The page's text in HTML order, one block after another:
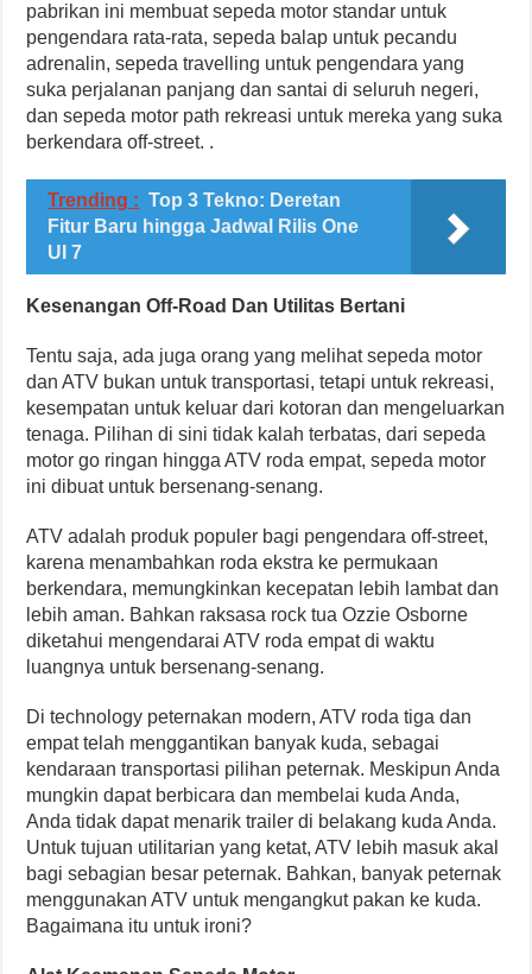
pabrikan ini membuat sepeda motor standar untuk
pengendara rata-rata, sepeda balap untuk pecandu
adrenalin, sepeda travelling untuk pengendara yang
suka perjalanan panjang dan santai di seluruh negeri,
dan sepeda motor path rekreasi untuk mereka yang suka
berkendara off-street. .
Trending : Top 3 Tekno: Deretan
Fitur Baru hingga Jadwal Rilis One
UI 7
Kesenangan Off-Road Dan Utilitas Bertani
Tentu saja, ada juga orang yang melihat sepeda motor
dan ATV bukan untuk transportasi, tetapi untuk rekreasi,
kesempatan untuk keluar dari kotoran dan mengeluarkan
tenaga. Pilihan di sini tidak kalah terbatas, dari sepeda
motor go ringan hingga ATV roda empat, sepeda motor
ini dibuat untuk bersenang-senang.
ATV adalah produk populer bagi pengendara off-street,
karena menambahkan roda ekstra ke permukaan
berkendara, memungkinkan kecepatan lebih lambat dan
lebih aman. Bahkan raksasa rock tua Ozzie Osborne
diketahui mengendarai ATV roda empat di waktu
luangnya untuk bersenang-senang.
Di technology peternakan modern, ATV roda tiga dan
empat telah menggantikan banyak kuda, sebagai
kendaraan transportasi pilihan peternak. Meskipun Anda
mungkin dapat berbicara dan membelai kuda Anda,
Anda tidak dapat menarik trailer di belakang kuda Anda.
Untuk tujuan utilitarian yang ketat, ATV lebih masuk akal
bagi sebagian besar peternak. Bahkan, banyak peternak
menggunakan ATV untuk mengangkut pakan ke kuda.
Bagaimana itu untuk ironi?